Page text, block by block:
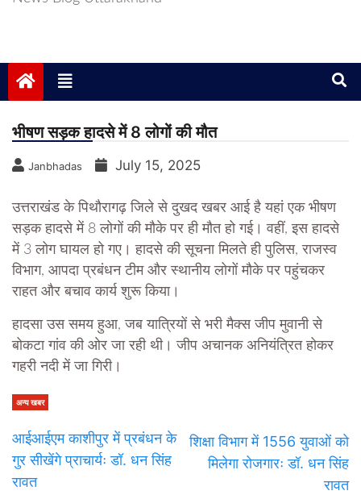
भीषण सड़क हादसे में 8 लोगों की मौत
Janbhadas July 15, 2025
उत्तराखंड के पिथौरागढ़ जिले से दुखद खबर आई है यहां एक भीषण
सड़क हादसे में 8 लोगों की मौके पर ही मौत हो गई। वहीं, इस हादसे
में 3 लोग घायल हो गए। हादसे की सूचना मिलते ही पुलिस, राजस्व
विभाग, आपदा प्रबंधन टीम और स्थानीय लोगों मौके पर पहुंचकर
राहत और बचाव कार्य शुरू किया।
हादसा उस समय हुआ, जब यात्रियों से भरी मैक्स जीप मुवानी से
बोकटा गांव की ओर जा रही थी। जीप अचानक अनियंत्रित होकर
गहरी नदी में जा गिरी।
अन्य खबर
आईआईएम काशीपुर में प्रबंधन के
गुर सीखेंगे प्राचार्यः डॉ. धन सिंह
रावत
शिक्षा विभाग में 1556 युवाओं को
मिलेगा रोजगारः डॉ. धन सिंह
रावत